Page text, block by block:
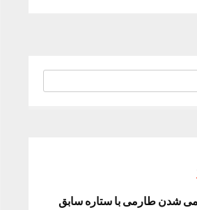
شدن طارمی با ستاره سابق